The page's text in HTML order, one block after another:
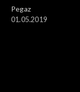
Pegaz
01.05.2019